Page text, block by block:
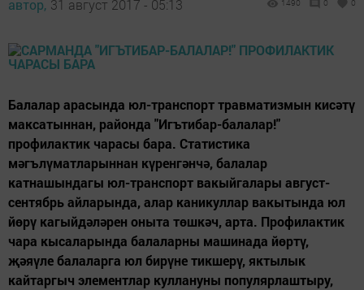
автор, 31 август 2017 - 05:13 1490 0 0
Балалар арасында юл-транспорт травматизмын кисәтү
максатыннан, районда "Игътибар-балалар!"
профилактик чарасы бара. Статистика
мәгълүматларыннан күренгәнчә, балалар
катнашындагы юл-транспорт вакыйгалары август-
сентябрь айларында, алар каникуллар вакытында юл
йөрү кагыйдәләрен оныта төшкәч, арта. Профилактик
чара кысаларында балаларны машинада йөртү,
җәяүле балаларга юл бирүне тикшерү, яктылык
кайтаргыч элементлар куллануны популярлаштыру,